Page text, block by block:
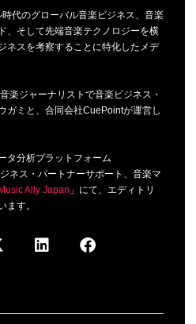
代のグローバル音楽ビジネス、音楽
、そして先端音楽テクノロジーを横
ネスを考察することに特化したメデ
楽ジャーナリストで音楽ビジネス・
ガミと、合同会社CuePointが運営し
タ分析プラットフォーム
ネス・パートナーサポート、音楽マ
Ally Japan 」にて、エディトリ
ます。